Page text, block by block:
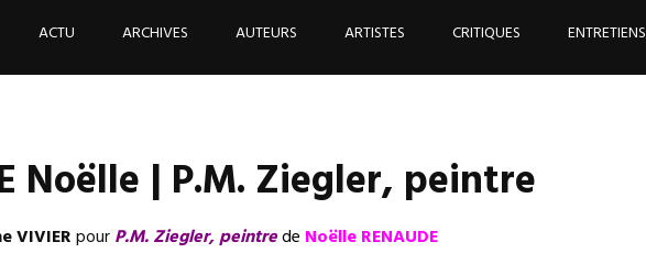
ACTU ARCHIVES AUTEURS ARTISTES CRITIQUES ENTRETIENS
Noëlle | P.M. Ziegler, peintre
VIVIERpourP.M. Ziegler, peintrede Noëlle RENAUDE